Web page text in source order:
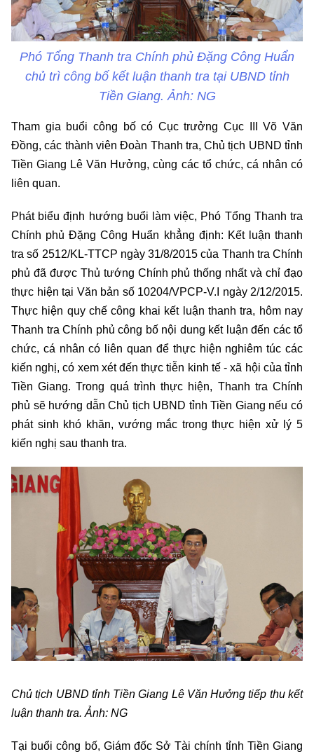
Phó Tổng Thanh tra Chính phủ Đặng Công Huẩn
chủ trì công bố kết luận thanh tra tại UBND tỉnh
Tiền Giang. Ảnh: NG
Tham gia buổi công bố có Cục trưởng Cục III Võ Văn
Đồng, các thành viên Đoàn Thanh tra, Chủ tịch UBND tỉnh
Tiền Giang Lê Văn Hưởng, cùng các tổ chức, cá nhân có
liên quan.
Phát biểu định hướng buổi làm việc, Phó Tổng Thanh tra
Chính phủ Đặng Công Huẩn khẳng định: Kết luận thanh
tra số 2512/KL-TTCP ngày 31/8/2015 của Thanh tra Chính
phủ đã được Thủ tướng Chính phủ thống nhất và chỉ đạo
thực hiện tại Văn bản số 10204/VPCP-V.I ngày 2/12/2015.
Thực hiện quy chế công khai kết luận thanh tra, hôm nay
Thanh tra Chính phủ công bố nội dung kết luận đến các tổ
chức, cá nhân có liên quan để thực hiện nghiêm túc các
kiến nghị, có xem xét đến thực tiễn kinh tế - xã hội của tỉnh
Tiền Giang. Trong quá trình thực hiện, Thanh tra Chính
phủ sẽ hướng dẫn Chủ tịch UBND tỉnh Tiền Giang nếu có
phát sinh khó khăn, vướng mắc trong thực hiện xử lý 5
kiến nghị sau thanh tra.
Chủ tịch UBND tỉnh Tiền Giang Lê Văn Hưởng tiếp thu kết
luận thanh tra. Ảnh: NG
Tại buổi công bố, Giám đốc Sở Tài chính tỉnh Tiền Giang